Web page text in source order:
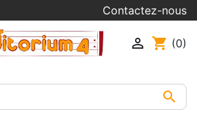
Contactez-nous

 shopping_cart (0)